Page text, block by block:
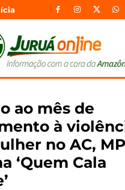
ao mês de
à
no AC,
‘Quem Cala